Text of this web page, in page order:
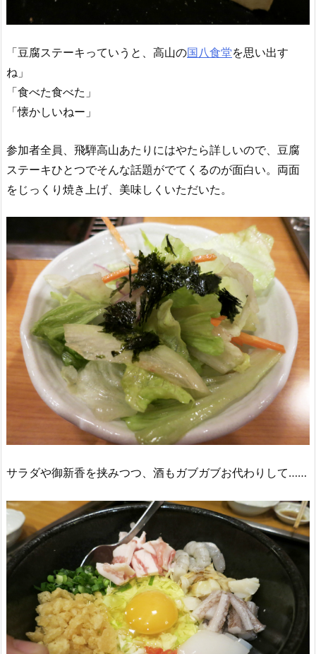
「豆腐ステーキっていうと、高山の国八食堂を思い出す
ね」
「食べた食べた」
「懐かしいねー」
参加者全員、飛騨高山あたりにはやたら詳しいので、豆腐
ステーキひとつでそんな話題がでてくるのが面白い。両面
をじっくり焼き上げ、美味しくいただいた。
サラダや御新香を挟みつつ、酒もガブガブお代わりして……